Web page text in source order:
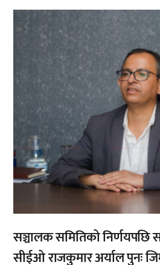
सञ्चालक समितिको
सीईओ राजकुमार अर्याल पुनः